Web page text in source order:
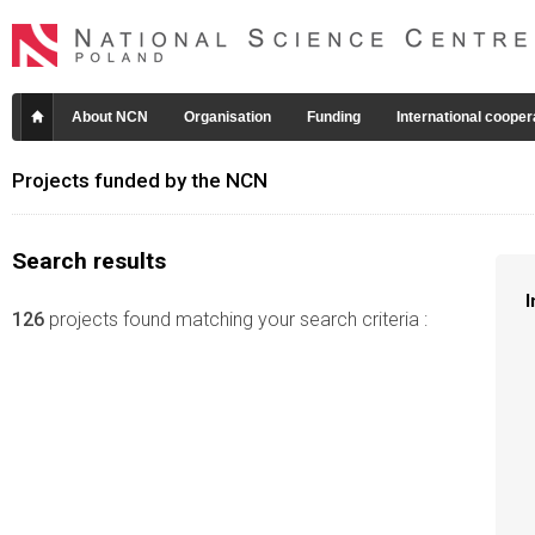
About NCN Organisation Funding International
Projects funded by the NCN
Search results
126 projects found matching your search criteria :